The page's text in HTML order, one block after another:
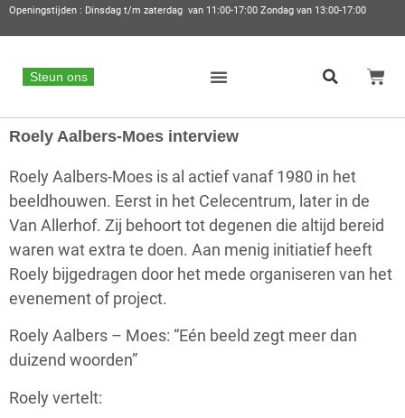
Openingstijden : Dinsdag t/m zaterdag van 11:00-17:00 Zondag van 13:00-17:00
Steun ons
Roely Aalbers-Moes interview
Roely Aalbers-Moes is al actief vanaf 1980 in het
beeldhouwen. Eerst in het Celecentrum, later in de
Van Allerhof. Zij behoort tot degenen die altijd bereid
waren wat extra te doen. Aan menig initiatief heeft
Roely bijgedragen door het mede organiseren van het
evenement of project.
Roely Aalbers – Moes: “Eén beeld zegt meer dan
duizend woorden”
Roely vertelt: